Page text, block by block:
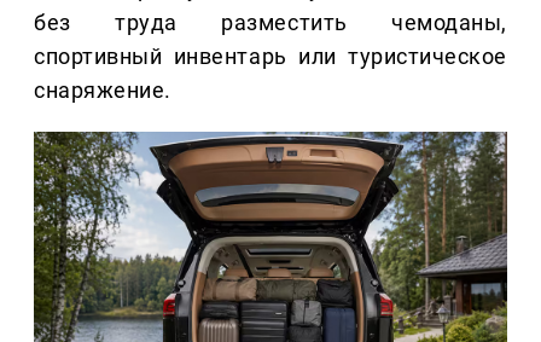
без труда разместить чемоданы,
спортивный инвентарь или туристическое
снаряжение.